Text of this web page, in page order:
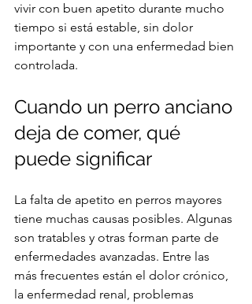
vivir con buen apetito durante mucho
tiempo si está estable, sin dolor
importante y con una enfermedad bien
controlada.
Cuando un perro anciano
deja de comer, qué
puede significar
La falta de apetito en perros mayores
tiene muchas causas posibles. Algunas
son tratables y otras forman parte de
enfermedades avanzadas. Entre las
más frecuentes están el dolor crónico,
la enfermedad renal, problemas